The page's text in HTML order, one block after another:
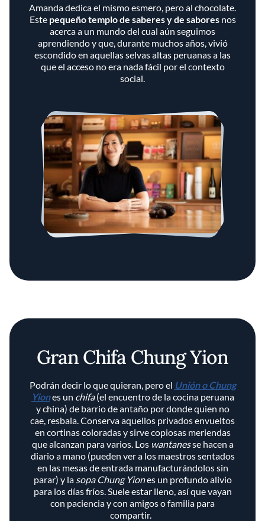
Amanda dedica el mismo esmero, pero al chocolate.
Este pequeño templo de saberes y de saboresnos
acerca a un mundo del cual aún seguimos
aprendiendo y que, durante muchos años, vivió
escondido en aquellas selvas altas peruanas a las
que el acceso no era nada fácil por el contexto
social.
Gran Chifa Chung Yion
Podrán decir lo que quieran, pero el Unión o Chung
Yiones un chifa(el encuentro de la cocina peruana
y china) de barrio de antaño por donde quien no
cae, resbala. Conserva aquellos privados envueltos
en cortinas coloradas y sirve copiosas meriendas
que alcanzan para varios. Los wantanesse hacen a
diario a mano (pueden ver a los maestros sentados
en las mesas de entrada manufacturándolos sin
parar) y la sopa Chung Yiones un profundo alivio
para los días fríos. Suele estar lleno, así que vayan
con paciencia y con amigos o familia para
compartir.